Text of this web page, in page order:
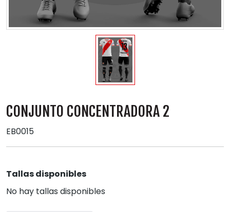
CONJUNTO CONCENTRADORA 2
EB0015
Tallas disponibles
No hay tallas disponibles